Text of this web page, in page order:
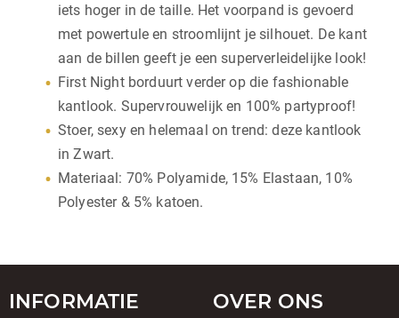
iets hoger in de taille. Het voorpand is gevoerd
met powertule en stroomlijnt je silhouet. De kant
aan de billen geeft je een superverleidelijke look!
First Night borduurt verder op die fashionable
kantlook. Supervrouwelijk en 100% partyproof!
Stoer, sexy en helemaal on trend: deze kantlook
in Zwart.
Materiaal: 70% Polyamide, 15% Elastaan, 10%
Polyester & 5% katoen.
INFORMATIE OVER ONS